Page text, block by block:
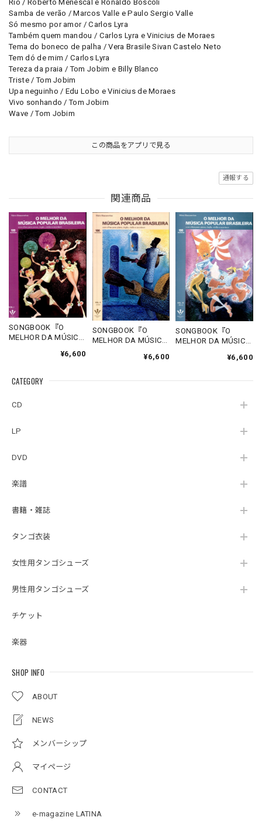
CATEGORY
CD
LP
DVD
楽譜
書籍・雑誌
タンゴ衣装
女性用タンゴシューズ
男性用タンゴシューズ
チケット
楽器
SHOP INFO
ABOUT
NEWS
メンバーシップ
マイページ
CONTACT
e-magazine LATINA
Rio / Roberto Menescal e Ronaldo Boscoli
Samba de verão / Marcos Valle e Paulo Sergio Valle
Só mesmo por amor / Carlos Lyra
Também quem mandou / Carlos Lyra e Vinicius de Moraes
Tema do boneco de palha / Vera Brasile Sivan Castelo Neto
Tem dó de mim / Carlos Lyra
Tereza da praia / Tom Jobim e Billy Blanco
Triste / Tom Jobim
Upa neguinho / Edu Lobo e Vinicius de Moraes
Vivo sonhando / Tom Jobim
Wave / Tom Jobim
この商品をアプリで見る
通報する
関連商品
SONGBOOK『O
MELHOR DA MÚSICA
¥6,600
SONGBOOK『O
MELHOR DA MÚSICA
¥6,600
SONGBOOK『O
MELHOR DA MÚSICA
Mascarenhas
¥6,600